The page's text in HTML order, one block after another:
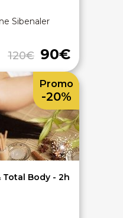
Sibenaler
120€ 90€
Total Body - 2h
Promo
-20%